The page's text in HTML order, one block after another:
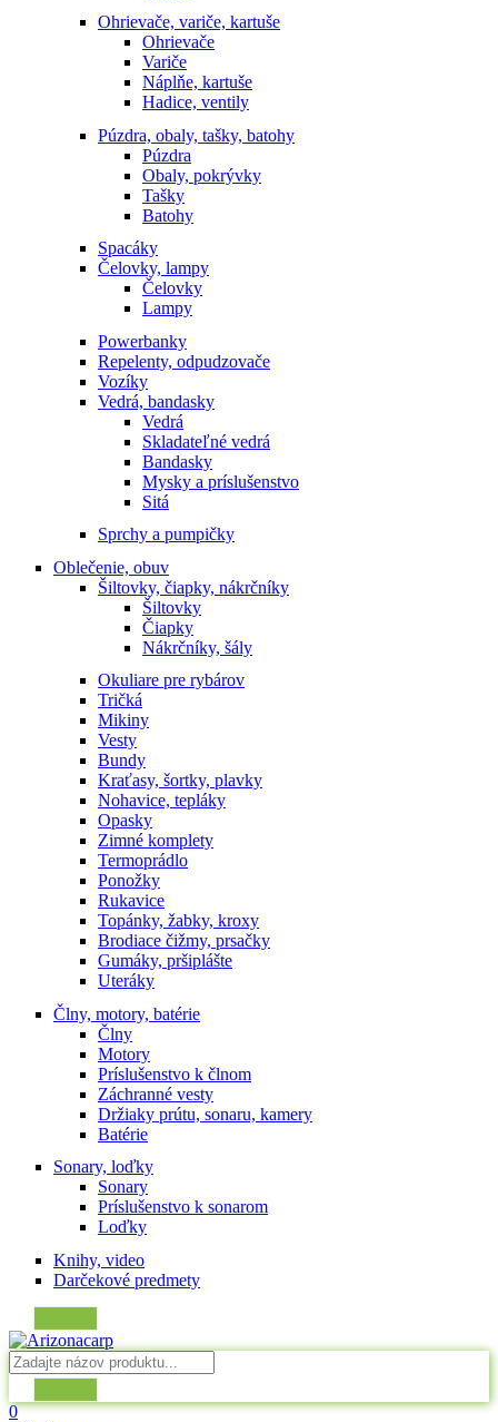
Ohrievače, variče, kartuše
Ohrievače
Variče
Náplňe, kartuše
Hadice, ventily
Púzdra, obaly, tašky, batohy
Púzdra
Obaly, pokrývky
Tašky
Batohy
Spacáky
Čelovky, lampy
Čelovky
Lampy
Powerbanky
Repelenty, odpudzovače
Vozíky
Vedrá, bandasky
Vedrá
Skladateľné vedrá
Bandasky
Mysky a príslušenstvo
Sitá
Sprchy a pumpičky
Oblečenie, obuv
Šiltovky, čiapky, nákrčníky
Šiltovky
Čiapky
Nákrčníky, šály
Okuliare pre rybárov
Tričká
Mikiny
Vesty
Bundy
Kraťasy, šortky, plavky
Nohavice, tepláky
Opasky
Zimné komplety
Termoprádlo
Ponožky
Rukavice
Topánky, žabky, kroxy
Brodiace čižmy, prsačky
Gumáky, pršiplášte
Uteráky
Člny, motory, batérie
Člny
Motory
Príslušenstvo k člnom
Záchranné vesty
Držiaky prútu, sonaru, kamery
Batérie
Sonary, loďky
Sonary
Príslušenstvo k sonarom
Loďky
Knihy, video
Darčekové predmety
0